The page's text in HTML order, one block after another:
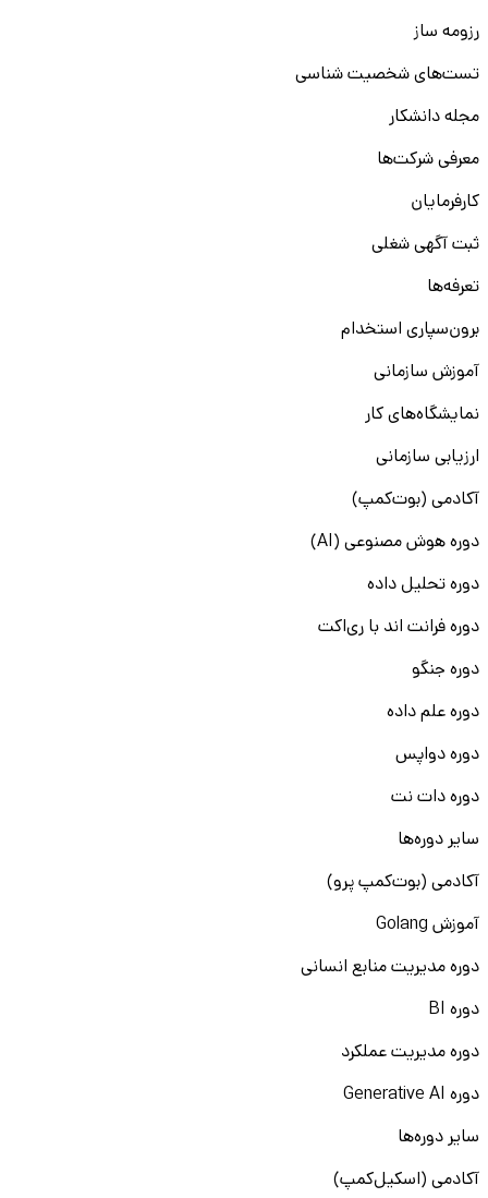
رزومه ساز
تست‌های شخصیت شناسی
مجله دانشکار
معرفی شرکت‌ها
کارفرمایان
ثبت آگهی شغلی
تعرفه‌ها
برون‌سپاری استخدام
آموزش سازمانی
نمایشگاه‌های کار
ارزیابی سازمانی
آکادمی (بوت‌کمپ)
دوره هوش مصنوعی (AI)
دوره تحلیل داده
دوره فرانت اند با ری‌اکت
دوره جنگو
دوره علم داده
دوره دواپس
دوره دات نت
سایر دوره‌ها
آکادمی (بوت‌کمپ پرو)
آموزش Golang
دوره مدیریت منابع انسانی
دوره BI
دوره مدیریت عملکرد
دوره Generative AI
سایر دوره‌ها
آکادمی (اسکیل‌کمپ)